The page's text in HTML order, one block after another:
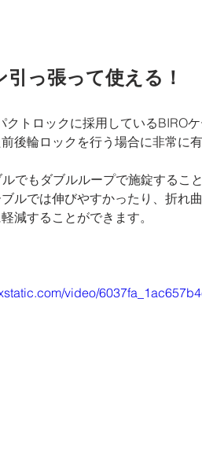
引っ張って使える！
クトロックに採用しているBIRO
後輪ロックを行う場合に非常に有
でもダブルループで施錠するこ
ルでは伸びやすかったり、折れ
減することができます。
video/